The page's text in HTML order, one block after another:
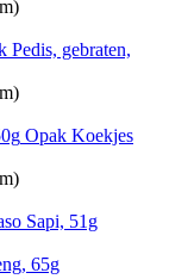
Pedis, gebraten,
Opak Koekjes
Sapi, 51g
65g